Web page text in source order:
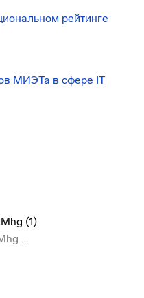
рейтинге
МИЭТа в сфере IT